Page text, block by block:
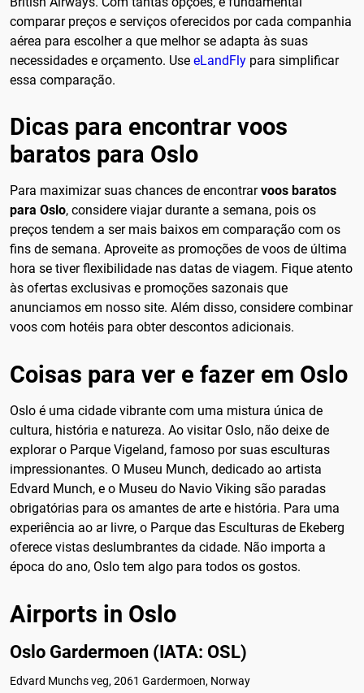
comparar preços e serviços oferecidos por cada companhia
aérea para escolher a que melhor se adapta às suas
necessidades e orçamento. Use eLandFly para simplificar
essa comparação.
Dicas para encontrar voos
baratos para Oslo
Para maximizar suas chances de encontrarvoos baratos
para Oslo, considere viajar durante a semana, pois os
preços tendem a ser mais baixos em comparação com os
fins de semana. Aproveite as promoções de voos de última
hora se tiver flexibilidade nas datas de viagem. Fique atento
às ofertas exclusivas e promoções sazonais que
anunciamos em nosso site. Além disso, considere combinar
voos com hotéis para obter descontos adicionais.
Coisas para ver e fazer em Oslo
Oslo é uma cidade vibrante com uma mistura única de
cultura, história e natureza. Ao visitar Oslo, não deixe de
explorar o Parque Vigeland, famoso por suas esculturas
impressionantes. O Museu Munch, dedicado ao artista
Edvard Munch, e o Museu do Navio Viking são paradas
obrigatórias para os amantes de arte e história. Para uma
experiência ao ar livre, o Parque das Esculturas de Ekeberg
oferece vistas deslumbrantes da cidade. Não importa a
época do ano, Oslo tem algo para todos os gostos.
Airports in Oslo
Oslo Gardermoen (IATA: OSL)
Edvard Munchs veg, 2061 Gardermoen, Norway